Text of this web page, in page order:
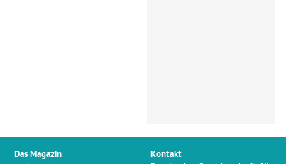
Das Magazin
Kontakt